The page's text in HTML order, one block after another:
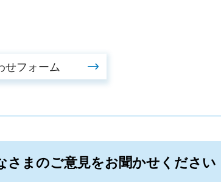
まのご意見をお聞かせください